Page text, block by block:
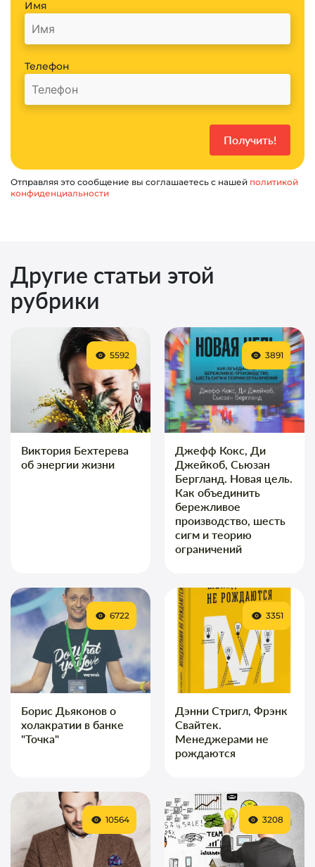
Имя
Телефон
Отправляя это сообщение вы соглашаетесь с нашей политикой
конфиденциальности
Другие статьи этой
рубрики
Виктория Бехтерева
об энергии жизни
5592
Джефф Кокс, Ди
Джейкоб, Сьюзан
Бергланд. Новая цель.
Как объединить
бережливое
производство, шесть
сигм и теорию
ограничений
3891
Борис Дьяконов о
холакратии в банке
"Точка"
6722
Дэнни Стригл, Фрэнк
Свайтек.
Менеджерами не
рождаются
3351
10564 3208